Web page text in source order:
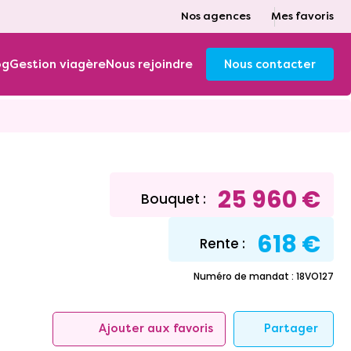
Nos agences Mes favoris
Gestion viagèreNous rejoindre Nous contacter
Bouquet : 25 960 €
Rente : 618 €
Numéro de mandat : 18VO127
Ajouter aux favoris Partager